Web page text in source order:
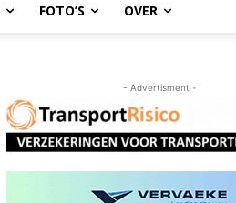
FOTO’S OVER
- Advertisment -